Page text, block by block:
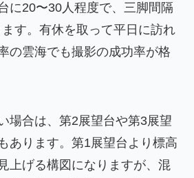
に20〜30人程度で、三脚間隔
す。有休を取って平日に訪れ
の雲海でも撮影の成功率が格
場合は、第2展望台や第3展望
あります。第1展望台より標高
上げる構図になりますが、混